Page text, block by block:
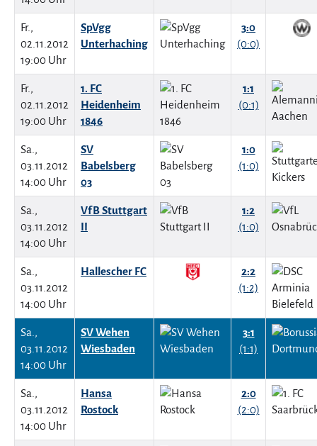
Fr.,
02.11.2012
19:00 Uhr
SpVgg
Unterhaching
3:0
(0:0)
Fr.,
02.11.2012
19:00 Uhr
1. FC
Heidenheim
1846
1:1
(0:1)
Sa.,
03.11.2012
14:00 Uhr
SV
Babelsberg
03
1:0
(1:0)
Sa.,
03.11.2012
14:00 Uhr
VfB Stuttgart
II
1:2
(1:0)
Sa.,
03.11.2012
14:00 Uhr
Hallescher FC
2:2
(1:2)
Sa.,
03.11.2012
14:00 Uhr
SV Wehen
Wiesbaden
3:1
(1:1)
Sa.,
03.11.2012
14:00 Uhr
Hansa
Rostock
2:0
(2:0)